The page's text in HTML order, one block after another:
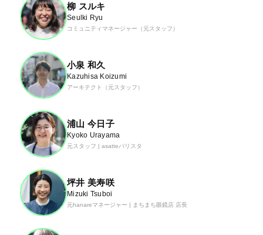
柳 スルキ
Seulki Ryu
コミュニティマネージャー（元スタッフ）
小泉 和久
Kazuhisa Koizumi
アーキテクト（元スタッフ）
浦山 今日子
Kyoko Urayama
元スタッフ | asatteバリスタ
坪井 美寿咲
Mizuki Tsuboi
元hanareマネージャー | まちまち眼鏡店 店長